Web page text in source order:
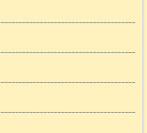
す
推